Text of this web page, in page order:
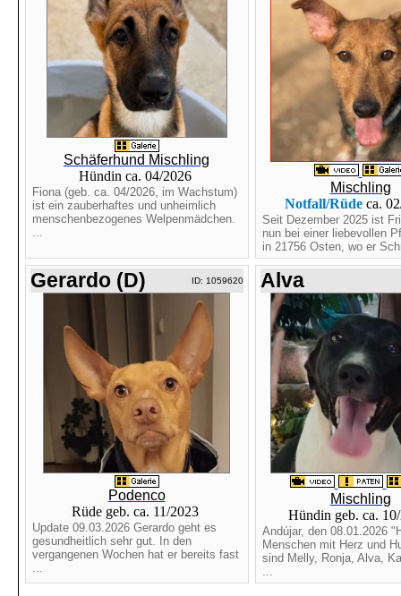
Schäferhund Mischling
Hündin ca. 04/2026
Fiona (geb. ca. 04/2026, im Wachstum)
ist ein zauberhaftes und unheimlich
menschenbezogenes Welpenmädchen.
...
Mischling
Notfall/Rüde ca.
Seit Dezember 2025 ist
nun bei einer liebevollen
in 21756 Osten, wo er
Gerardo (D) ID: 1059620
Podenco
Rüde geb. ca. 11/2023
Update 09.03.2026 Gerardo geht es
gesundheitlich sehr gut. In den
vergangenen Wochen hat er bereits fast
...
Alva
Mischling
Hündin geb. ca.
Andújar, den 08.01.2026
Menschen mit Herz und
sind Melly, Ronja, Alva,
...